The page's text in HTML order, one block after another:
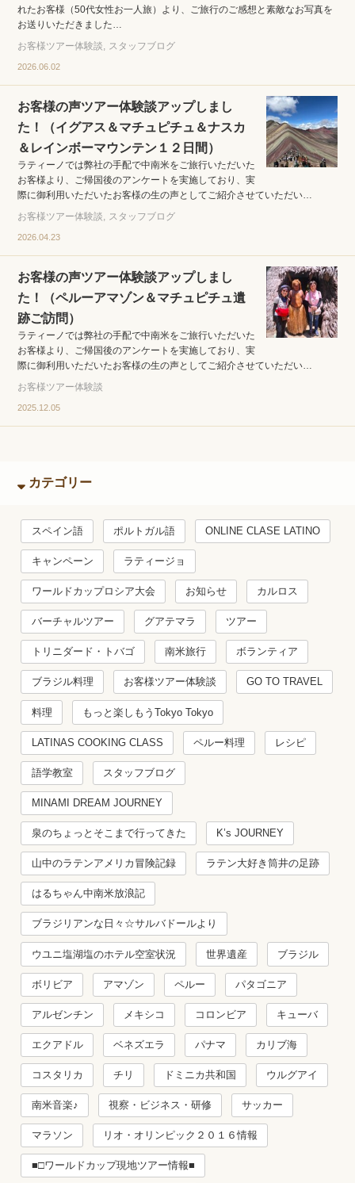
れたお客様（50代女性お一人旅）より、ご旅行のご感想と素敵なお写真を
お送りいただきました…
お客様ツアー体験談
スタッフブログ
2026.06.02
お客様の声ツアー体験談アップしまし
た！（イグアス＆マチュピチュ＆ナスカ
＆レインボーマウンテン１２日間）
ラティーノでは弊社の手配で中南米をご旅行いただいた
お客様より、ご帰国後のアンケートを実施しており、実
際に御利用いただいたお客様の生の声としてご紹介させていただい…
お客様ツアー体験談
スタッフブログ
2026.04.23
お客様の声ツアー体験談アップしまし
た！（ペルーアマゾン＆マチュピチュ遺
跡ご訪問）
ラティーノでは弊社の手配で中南米をご旅行いただいた
お客様より、ご帰国後のアンケートを実施しており、実
際に御利用いただいたお客様の生の声としてご紹介させていただい…
お客様ツアー体験談
2025.12.05
カテゴリー
スペイン語 ポルトガル語 ONLINE CLASE LATINO
キャンペーン ラティージョ
ワールドカップロシア大会 お知らせ カルロス
バーチャルツアー グアテマラ ツアー
トリニダード・トバゴ 南米旅行 ボランティア
ブラジル料理 お客様ツアー体験談 GO TO TRAVEL
料理 もっと楽しもうTokyo Tokyo
LATINAS COOKING CLASS ペルー料理 レシピ
語学教室 スタッフブログ
MINAMI DREAM JOURNEY
泉のちょっとそこまで行ってきた K’s JOURNEY
山中のラテンアメリカ冒険記録 ラテン大好き筒井の足跡
はるちゃん中南米放浪記
ブラジリアンな日々☆サルバドールより
ウユニ塩湖塩のホテル空室状況 世界遺産 ブラジル
ボリビア アマゾン ペルー パタゴニア
アルゼンチン メキシコ コロンビア キューバ
エクアドル ベネズエラ パナマ カリブ海
コスタリカ チリ ドミニカ共和国 ウルグアイ
南米音楽♪ 視察・ビジネス・研修 サッカー
マラソン リオ・オリンピック２０１６情報
■□ワールドカップ現地ツアー情報■